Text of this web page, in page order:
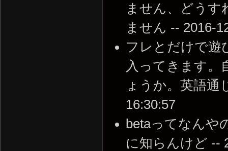
ません、どうす
ません -- 2016-
フレとだけで遊
入ってきます。
ょうか。英語通
16:30:57
betaってなんや
に知らんけど --